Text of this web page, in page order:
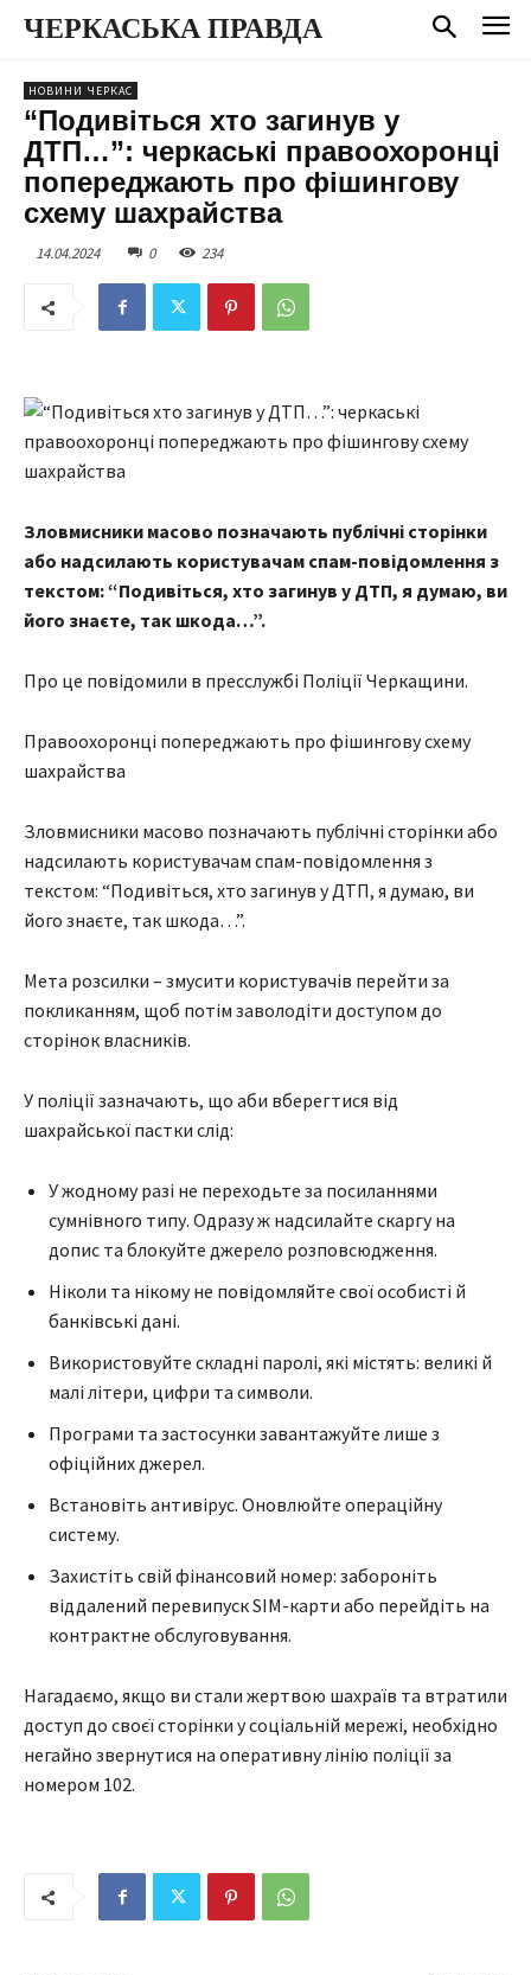
ЧЕРКАСЬКА ПРАВДА
НОВИНИ ЧЕРКАС
“Подивіться хто загинув у
ДТП…”: черкаські правоохоронці
попереджають про фішингову
схему шахрайства
14.04.2024 0 234
Зловмисники масово позначають публічні сторінки
або надсилають користувачам спам-повідомлення з
текстом: “Подивіться, хто загинув у ДТП, я думаю, ви
його знаєте, так шкода…”.
Про це повідомили в пресслужбі Поліції Черкащини.
Правоохоронці попереджають про фішингову схему
шахрайства
Зловмисники масово позначають публічні сторінки або
надсилають користувачам спам-повідомлення з
текстом: “Подивіться, хто загинув у ДТП, я думаю, ви
його знаєте, так шкода…”.
Мета розсилки – змусити користувачів перейти за
покликанням, щоб потім заволодіти доступом до
сторінок власників.
У поліції зазначають, що аби вберегтися від
шахрайської пастки слід:
У жодному разі не переходьте за посиланнями
сумнівного типу. Одразу ж надсилайте скаргу на
допис та блокуйте джерело розповсюдження.
Ніколи та нікому не повідомляйте свої особисті й
банківські дані.
Використовуйте складні паролі, які містять: великі й
малі літери, цифри та символи.
Програми та застосунки завантажуйте лише з
офіційних джерел.
Встановіть антивірус. Оновлюйте операційну
систему.
Захистіть свій фінансовий номер: забороніть
віддалений перевипуск SIM-карти або перейдіть на
контрактне обслуговування.
Нагадаємо, якщо ви стали жертвою шахраїв та втратили
доступ до своєї сторінки у соціальній мережі, необхідно
негайно звернутися на оперативну лінію поліції за
номером 102.